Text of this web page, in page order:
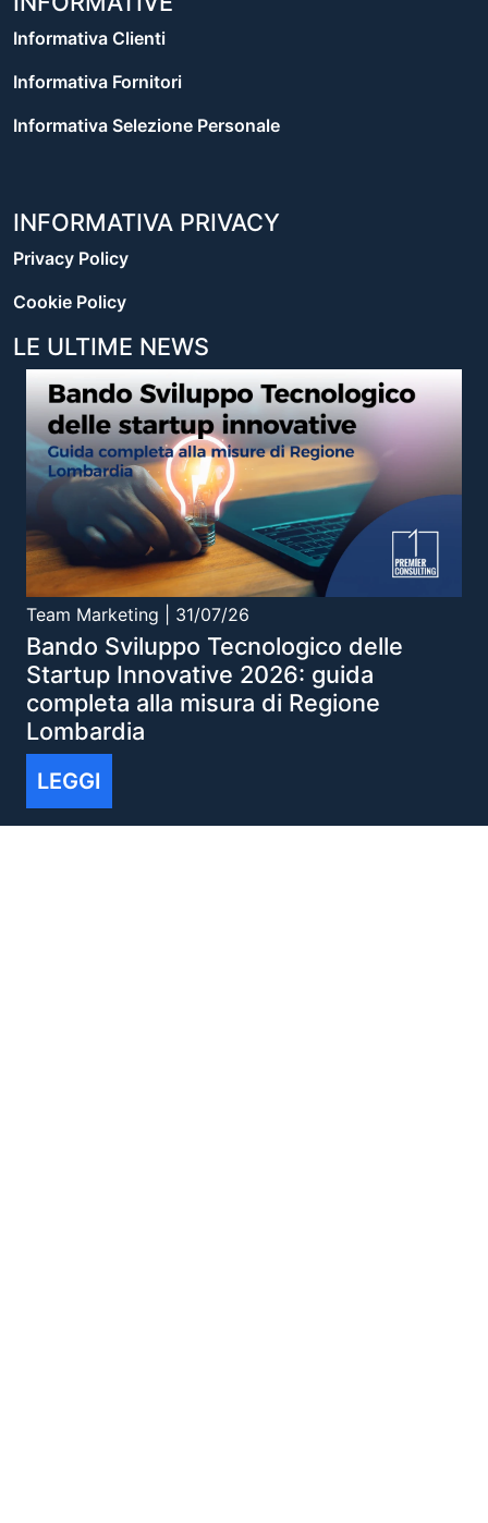
Informativa Clienti
Informativa Fornitori
Informativa Selezione Personale
INFORMATIVA PRIVACY
Privacy Policy
Cookie Policy
LE ULTIME NEWS
Team Marketing | 31/07/26
Bando Sviluppo Tecnologico delle
Startup Innovative 2026: guida
completa alla misura di Regione
Lombardia
LEGGI